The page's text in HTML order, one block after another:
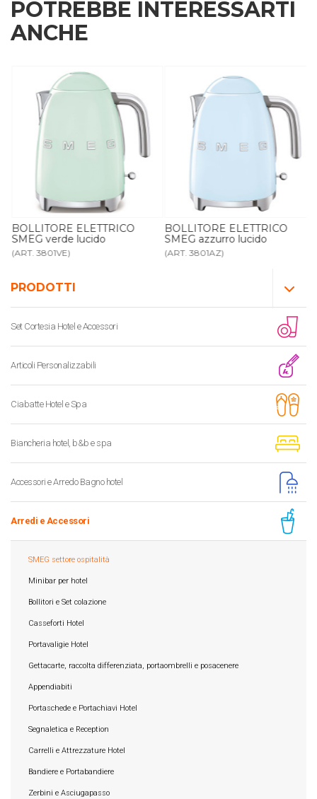
PRODOTTI
Set Cortesia Hotel e Accessori
Articoli Personalizzabili
Ciabatte Hotel e Spa
Biancheria hotel, b&b e spa
Accessori e Arredo Bagno hotel
Arredi e Accessori
SMEG settore ospitalità
Minibar per hotel
Bollitori e Set colazione
Casseforti Hotel
Portavaligie Hotel
Gettacarte, raccolta differenziata, portaombrelli e posacenere
Appendiabiti
Portaschede e Portachiavi Hotel
Segnaletica e Reception
Carrelli e Attrezzature Hotel
Bandiere e Portabandiere
Zerbini e Asciugapasso
POTREBBE INTERESSARTI
ANCHE
BOLLITORE ELETTRICO
SMEG verde lucido
(ART. 3801VE)
BOLLITORE ELETTRICO
SMEG azzurro lucido
(ART. 3801AZ)